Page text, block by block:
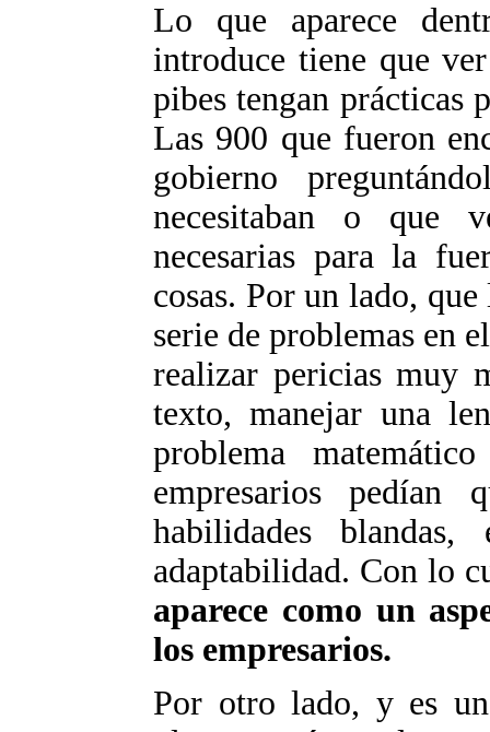
Lo que aparece
introduce tiene que
pibes tengan prácticas
Las 900 que fueron
gobierno
necesitaban o que
necesarias para la
cosas. Por un lado,
serie de problemas en
realizar pericias muy
texto, manejar una
problema
empresarios pedían
habilidades
adaptabilidad. Con lo
aparece como un
los empresarios.
Por otro lado, y es